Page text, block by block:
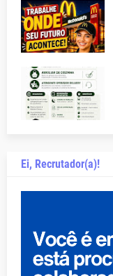
Ei, Recrutador(a)!